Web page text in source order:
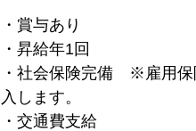
・賞与あり
・昇給年1回
・社会保険完備 ※雇用保
入します。
・交通費支給